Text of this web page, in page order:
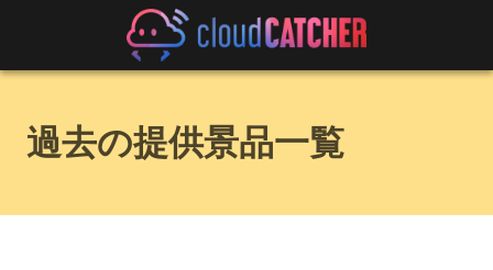
過去の提供景品一覧